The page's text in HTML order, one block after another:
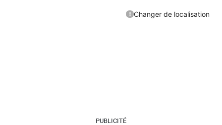
PUBLICITÉ